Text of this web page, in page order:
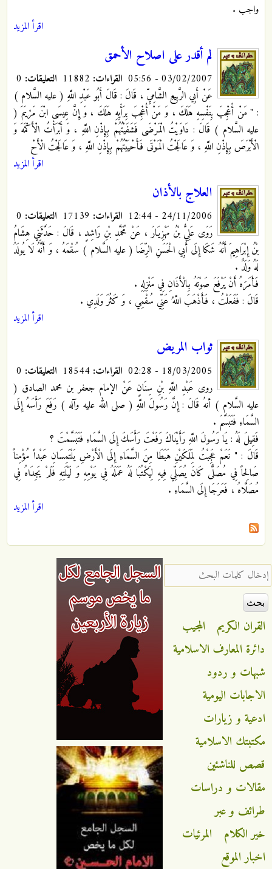
واجب .
اقرأ المزيد
لم أقدر على اصلاح الأحمق
03/02/2007 - 05:56 القراءات: التعليقات:
عَنْ أَبِي الرَّبِيعِ الشَّامِيِّ ، قَالَ : قَالَ أَبُو عَبْدِ اللَّهِ ( عليه السَّلام )
: " مَنْ أُعْجِبَ بِنَفْسِهِ هَلَكَ ، وَ مَنْ أُعْجِبَ بِرَأْيِهِ هَلَكَ ، وَ إِنَّ عِيسَى ابْنَ مَرْيَمَ (
عليه السَّلام ) قَالَ : دَاوَيْتُ الْمَرْضَى فَشَفَيْتُهُمْ بِإِذْنِ اللَّهِ ، وَ أَبْرَأْتُ الْأَكْمَهَ وَ
الْأَبْرَصَ بِإِذْنِ اللَّهِ ، وَ عَالَجْتُ الْمَوْتَى فَأَحْيَيْتُهُمْ بِإِذْنِ اللَّهِ ، وَ عَالَجْتُ الْأَحْ
اقرأ المزيد
العلاج بالأذان
24/11/2006 - 12:44 القراءات: التعليقات:
رَوَى عَلِيُّ بْنُ مَهْزِيَارَ ، عَنْ مُحَمَّدِ بْنِ رَاشِدٍ ، قَالَ : حَدَّثَنِي هِشَامُ
بْنُ إِبْرَاهِيمَ أَنَّهُ شَكَا إِلَى أَبِي الْحَسَنِ الرِّضَا ( عليه السَّلام ) سُقْمَهُ ، وَ أَنَّهُ لَا يُولَدُ
لَهُ وَلَدٌ .
فَأَمَرَهُ أَنْ يَرْفَعَ صَوْتَهُ بِالْأَذَانِ فِي مَنْزِلِهِ .
قَالَ : فَفَعَلْتُ ، فَأَذْهَبَ اللَّهُ عَنِّي سُقْمِي ، وَ كَثُرَ وَلَدِي .
اقرأ المزيد
ثواب المريض
18/03/2005 - 02:28 القراءات: التعليقات:
روى عَبْدِ اللَّهِ بْنِ سِنَانٍ عَنْ الإمام جعفر بن محمد الصادق (
عليه السَّلام ) أنهُ قَالَ : إِنَّ رَسُولَ اللَّهِ ( صلى الله عليه وآله ) رَفَعَ رَأْسَهُ إِلَى
السَّمَاءِ فَتَبَسَّمَ .
فَقِيلَ لَهُ : يَا رَسُولَ اللَّهِ رَأَيْنَاكَ رَفَعْتَ رَأْسَكَ إِلَى السَّمَاءِ فَتَبَسَّمْتَ ؟
قَالَ : " نَعَمْ عَجِبْتُ لِمَلَكَيْنِ هَبَطَا مِنَ السَّمَاءِ إِلَى الْأَرْضِ يَلْتَمِسَانِ عَبْداً مُؤْمِناً
صَالِحاً فِي مُصَلًّى كَانَ يُصَلِّي فِيهِ لِيَكْتُبَا لَهُ عَمَلَهُ فِي يَوْمِهِ وَ لَيْلَتِهِ فَلَمْ يَجِدَاهُ فِي
مُصَلَّاهُ ، فَعَرَجَا إِلَى السَّمَاءِ .
اقرأ المزيد
‏إدخال كلمات البحث ‏
القران الكريم
المجيب
دائرة المعارف الاسلامية
شبهات و ردود
الاجابات اليومية
ادعية و زيارات
مكتبتك الاسلامية
قصص للناشئين
مقالات و دراسات
طرائف و عبر
خير الكلام
المرئيات
اخبار الموقع